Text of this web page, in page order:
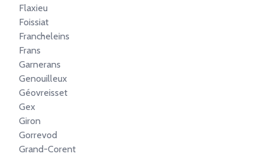
Flaxieu
Foissiat
Francheleins
Frans
Garnerans
Genouilleux
Géovreisset
Gex
Giron
Gorrevod
Grand-Corent